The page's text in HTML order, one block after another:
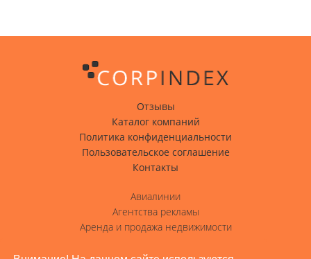
Отзывы
Каталог компаний
Политика конфиденциальности
Пользовательское соглашение
Контакты
Авиалинии
Агентства рекламы
Аренда и продажа недвижимости